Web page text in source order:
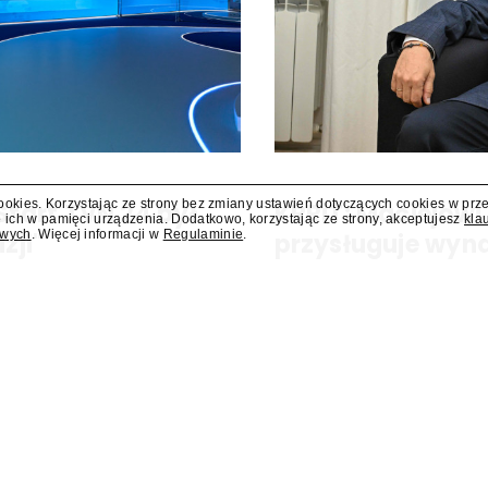
TVN 24 był
KRRiT:
Korzystając ze strony bez zmiany ustawień dotyczących cookies w
w pamięci urządzenia. Dodatkowo, korzystając ze strony, akceptujesz
. Więcej informacji w Regulaminie.